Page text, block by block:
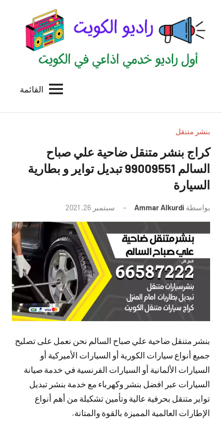
المحتوى
الكويت
للاعلانات
بالكويت
القائمة
بنشر متنقل
كراج بنشر متنقل ضاحية علي صباح
السالم 99009551‬ تبديل تواير و بطارية
السيارة
بواسطة Ammar Alkurdi سبتمبر 26, 2021
توجد
تعليقات
بنشر متنقل ضاحية علي صباح السالم نحن نعمل على تصليح
جميع أنواع سيارات الكورية أو السيارات الأميركية أو
السيارات الألمانية أو السيارات الفرنسية في خدمة صيانة
السيارات عبر افضل بنشر وكهرباء مع خدمة بنشر تبديل
تواير متنقل بحرفية عالية وتأمين تشكيلة من أهم أنواع
الإطارات العالمية المميزة بالقوة والمتانة.